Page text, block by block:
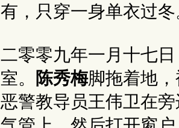
有，只穿一身单衣过
二零零九年一月十七
室。
陈秀梅脚拖着地
恶警教导员王伟卫在